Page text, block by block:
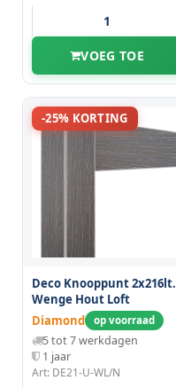
VOEG TOE
-25% KORTING
Deco Knooppunt 2x216lt.
Wenge Hout Loft
Diamond
op voorraad
5 tot 7 werkdagen
1 jaar
Art: DE21-U-WL/N